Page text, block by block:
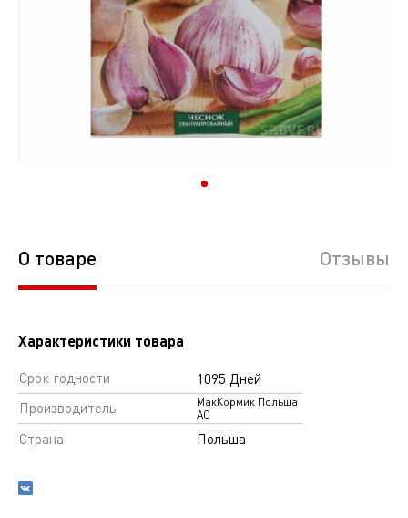
О товаре Отзывы
Характеристики товара
Срок годности
1095 Дней
Производитель
МакКормик Польша
АО
Страна Польша